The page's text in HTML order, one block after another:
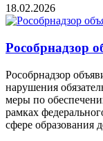
18.02.2026
Рособрнадзор
Рособрнадзор
нарушения
меры по
рамках
сфере образования